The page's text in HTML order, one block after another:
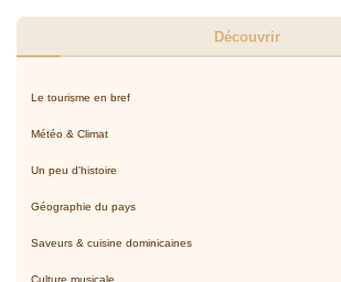
Découvrir
Le tourisme en bref
Météo & Climat
Un peu d'histoire
Géographie du pays
Saveurs & cuisine dominicaines
Culture musicale